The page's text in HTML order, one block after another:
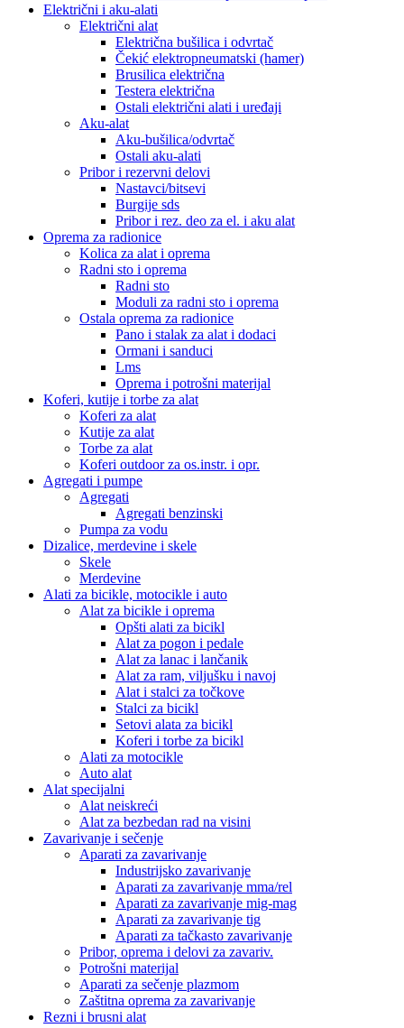
Električni i aku-alati
Električni alat
Električna bušilica i odvrtač
Čekić elektropneumatski (hamer)
Brusilica električna
Testera električna
Ostali električni alati i uređaji
Aku-alat
Aku-bušilica/odvrtač
Ostali aku-alati
Pribor i rezervni delovi
Nastavci/bitsevi
Burgije sds
Pribor i rez. deo za el. i aku alat
Oprema za radionice
Kolica za alat i oprema
Radni sto i oprema
Radni sto
Moduli za radni sto i oprema
Ostala oprema za radionice
Pano i stalak za alat i dodaci
Ormani i sanduci
Lms
Oprema i potrošni materijal
Koferi, kutije i torbe za alat
Koferi za alat
Kutije za alat
Torbe za alat
Koferi outdoor za os.instr. i opr.
Agregati i pumpe
Agregati
Agregati benzinski
Pumpa za vodu
Dizalice, merdevine i skele
Skele
Merdevine
Alati za bicikle, motocikle i auto
Alat za bicikle i oprema
Opšti alati za bicikl
Alat za pogon i pedale
Alat za lanac i lančanik
Alat za ram, viljušku i navoj
Alat i stalci za točkove
Stalci za bicikl
Setovi alata za bicikl
Koferi i torbe za bicikl
Alati za motocikle
Auto alat
Alat specijalni
Alat neiskreći
Alat za bezbedan rad na visini
Zavarivanje i sečenje
Aparati za zavarivanje
Industrijsko zavarivanje
Aparati za zavarivanje mma/rel
Aparati za zavarivanje mig-mag
Aparati za zavarivanje tig
Aparati za tačkasto zavarivanje
Pribor, oprema i delovi za zavariv.
Potrošni materijal
Aparati za sečenje plazmom
Zaštitna oprema za zavarivanje
Rezni i brusni alat